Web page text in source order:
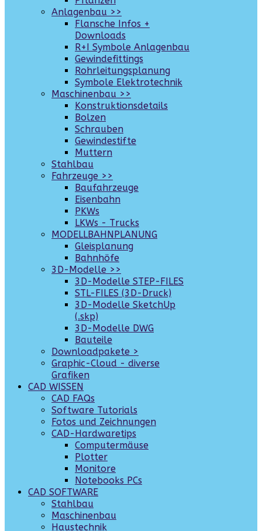
Anlagenbau >>
Flansche Infos +
Downloads
R+I Symbole Anlagenbau
Gewindefittings
Rohrleitungsplanung
Symbole Elektrotechnik
Maschinenbau >>
Konstruktionsdetails
Bolzen
Schrauben
Gewindestifte
Muttern
Stahlbau
Fahrzeuge >>
Baufahrzeuge
Eisenbahn
PKWs
LKWs - Trucks
MODELLBAHNPLANUNG
Gleisplanung
Bahnhöfe
3D-Modelle >>
3D-Modelle STEP-FILES
STL-FILES (3D-Druck)
3D-Modelle SketchUp
(.skp)
3D-Modelle DWG
Bauteile
Downloadpakete >
Graphic-Cloud - diverse
Grafiken
CAD WISSEN
CAD FAQs
Software Tutorials
Fotos und Zeichnungen
CAD-Hardwaretips
Computermäuse
Plotter
Monitore
Notebooks PCs
CAD SOFTWARE
Stahlbau
Maschinenbau
Haustechnik